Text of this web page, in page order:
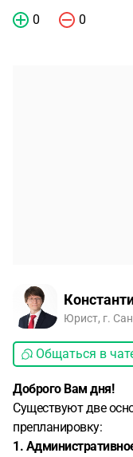
0 0
Юрист, г.
Общаться в
Доброго Вам дня!
Существуют две
препланировку:
1.